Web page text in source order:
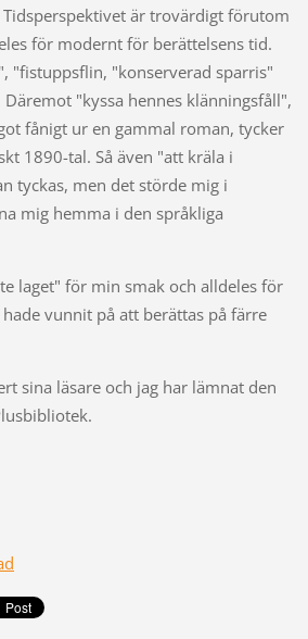
Tidsperspektivet är trovärdigt förutom
för modernt för berättelsens tid.
"fistuppsflin, "konserverad sparris"
"kyssa hennes klänningsfåll",
fånigt ur en gammal roman, tycker
1890-tal. Så även "att kräla i
tyckas, men det störde mig i
mig hemma i den språkliga
laget" för min smak och alldeles för
vunnit på att berättas på färre
sina läsare och jag har lämnat den